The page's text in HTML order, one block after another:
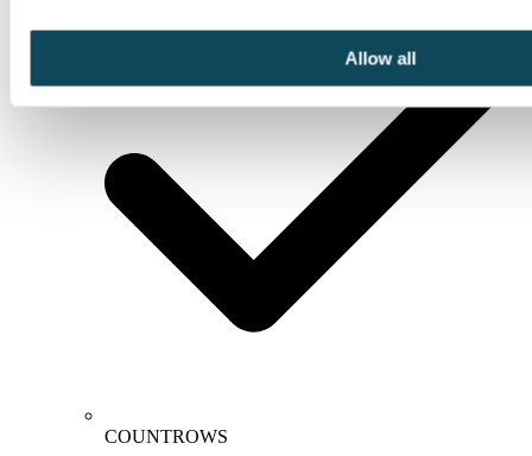
Allow all
COUNTROWS